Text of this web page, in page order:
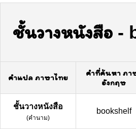
ชั้นวางหนังสือ-
คำแปล ภาษาไทย
คำที่ค้นหา ภา
อังกฤษ
ชั้นวางหนังสือ
(คำนาม)
bookshelf